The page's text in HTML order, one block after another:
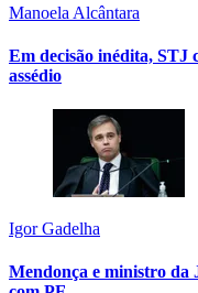
Manoela Alcântara
Em decisão inédita, STJ
assédio
Igor Gadelha
Mendonça e ministro da